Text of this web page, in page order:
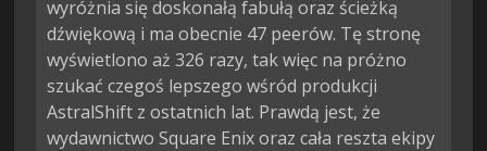
wyróżnia się doskonałą fabułą oraz ścieżką
dźwiękową i ma obecnie 47 peerów. Tę stronę
wyświetlono aż 326 razy, tak więc na próżno
szukać czegoś lepszego wśród produkcji
AstralShift z ostatnich lat. Prawdą jest, że
wydawnictwo Square Enix oraz cała reszta ekipy